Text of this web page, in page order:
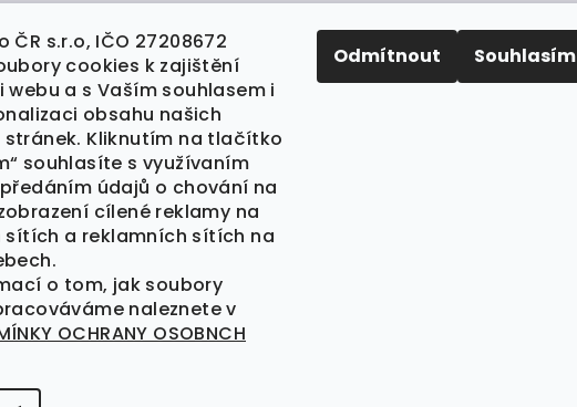
ČR s.r.o, IČO 27208672
cookies k zajištění
a s Vaším souhlasem i
obsahu našich
Kliknutím na tlačítko
souhlasíte s využívaním
údajů o chování na
cílené reklamy na
sítích a reklamních sítích na
o tom, jak soubory
naleznete v
OCHRANY OSOBNCH
Odmítnout Souhlasím